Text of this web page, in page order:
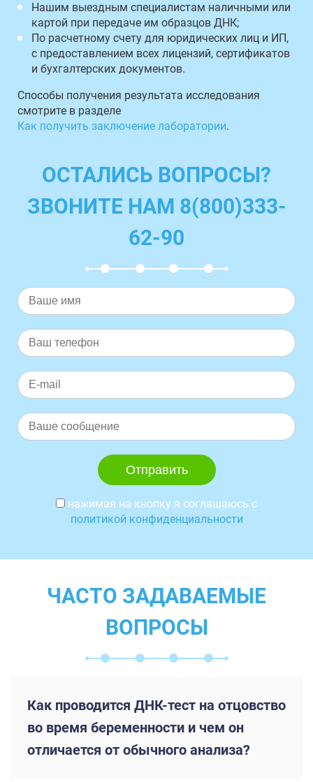
Нашим выездным специалистам наличными или
картой при передаче им образцов ДНК;
По расчетному счету для юридических лиц и ИП,
с предоставлением всех лицензий, сертификатов
и бухгалтерских документов.
Способы получения результата исследования
смотрите в разделе
Как получить заключение лаборатории.
ОСТАЛИСЬ ВОПРОСЫ?
ЗВОНИТЕ НАМ 8(800)333-
62-90
нажимая на кнопку я соглашаюсь с
политикой конфиденциальности
ЧАСТО ЗАДАВАЕМЫЕ
ВОПРОСЫ
Как проводится ДНК-тест на отцовство
во время беременности и чем он
отличается от обычного анализа?